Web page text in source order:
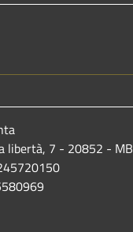
libertà, 7 - 20852 - MB